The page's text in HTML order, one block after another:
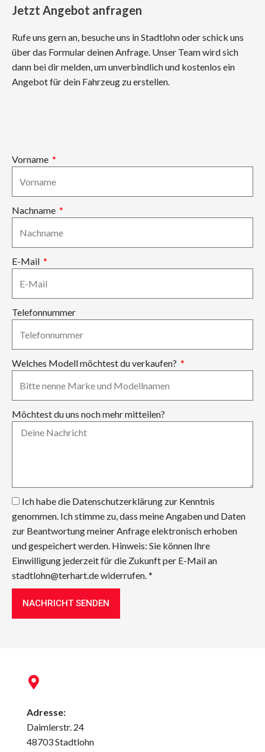
Jetzt Angebot anfragen
Rufe uns gern an, besuche uns in Stadtlohn oder schick uns
über das Formular deinen Anfrage. Unser Team wird sich
dann bei dir melden, um unverbindlich und kostenlos ein
Angebot für dein Fahrzeug zu erstellen.
Vorname
Nachname
E-Mail
Telefonnummer
Welches Modell möchtest du verkaufen?
Möchtest du uns noch mehr mitteilen?
Ich habe die Datenschutzerklärung zur Kenntnis
genommen. Ich stimme zu, dass meine Angaben und Daten
zur Beantwortung meiner Anfrage elektronisch erhoben
und gespeichert werden. Hinweis: Sie können Ihre
Einwilligung jederzeit für die Zukunft per E-Mail an
stadtlohn@terhart.de widerrufen. *
NACHRICHT SENDEN
Adresse:
Daimlerstr. 24
48703 Stadtlohn